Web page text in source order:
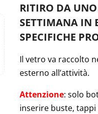
RITIRO DA
SETTIMANA IN
SPECIFICHE
Il vetro va raccolto
esterno all’attività.
Attenzione: solo
inserire buste,